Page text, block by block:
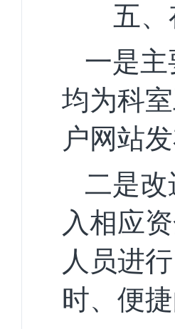
五、
一是主
均为科
户网站
二是改
入相应
人员进
时、便